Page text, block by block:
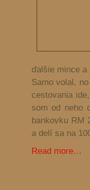
ďalšie mince
Samo volal,
cestovania
som od neho
bankovku RM
a delí sa na
Read more…